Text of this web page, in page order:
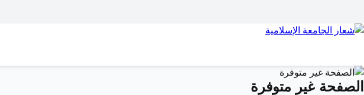
الصفحة غير متوفرة